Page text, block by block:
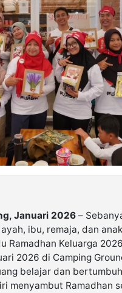
Januari 2026 –
ibu, remaja, dan
Ramadhan Keluarga
2026 di Camping
belajar dan
menyambut Ramadhan